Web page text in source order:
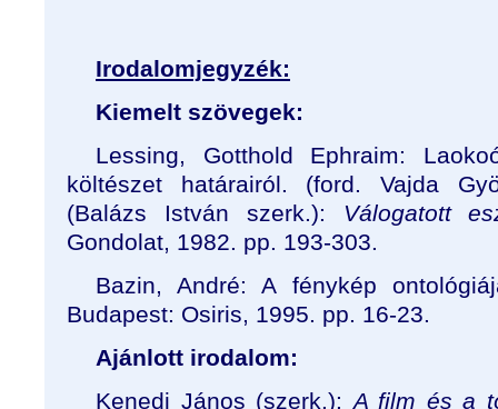
Irodalomjegyzék:
Kiemelt szövegek:
Lessing, Gotthold Ephraim:
költészet határairól. (ford. Vajda
(Balázs István szerk.):
Válogatott
Gondolat, 1982. pp. 193-303.
Bazin, André: A fénykép
Budapest: Osiris, 1995. pp. 16-23.
Ajánlott irodalom:
Kenedi János (szerk.):A film és a